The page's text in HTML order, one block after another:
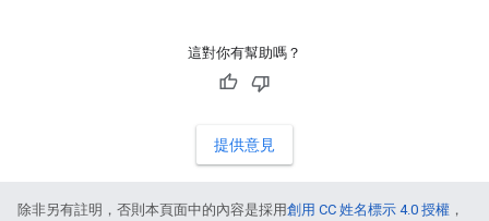
這對你有幫助嗎？
提供意見
除非另有註明，否則本頁面中的內容是採用創用 CC 姓名標示 4.0 授權 ，